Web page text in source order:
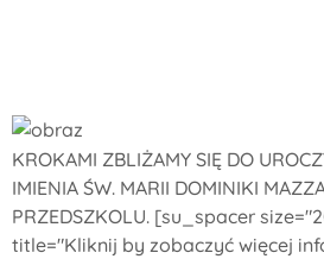
KROKAMI ZBLIŻAMY SIĘ DO
IMIENIA ŚW. MARII DOMINIKI
PRZEDSZKOLU. [su_spacer
title="Kliknij by zobaczyć więcej